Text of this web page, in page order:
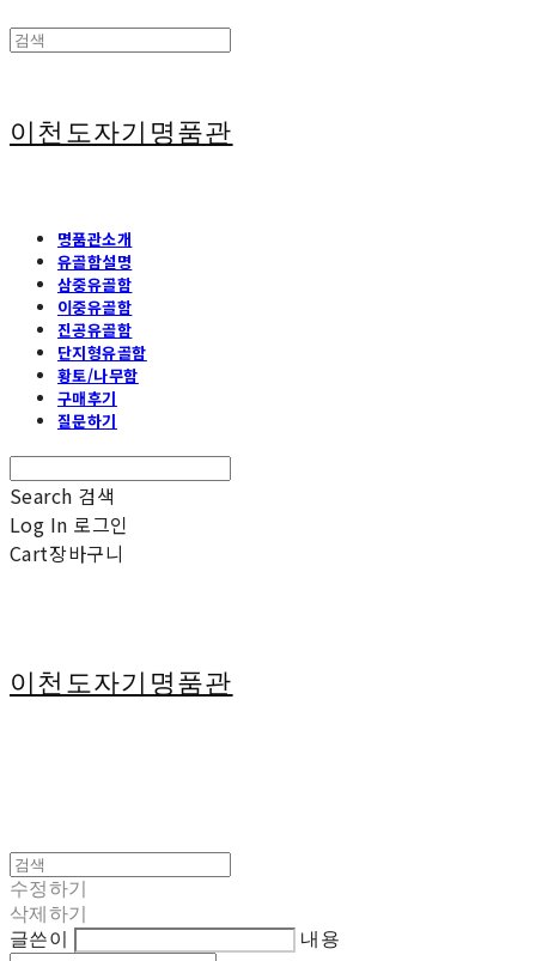
이천도자기명품관
명품관소개
유골함설명
삼중유골함
이중유골함
진공유골함
단지형유골함
황토/나무함
구매후기
질문하기
Search 검색
Log In 로그인
Cart장바구니
이천도자기명품관
수정하기
삭제하기
글쓴이
내용